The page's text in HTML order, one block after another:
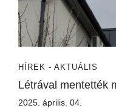
HÍREK - AKTUÁLIS
Létrával mentették
2025. április. 04.